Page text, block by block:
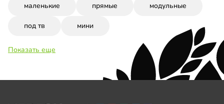
маленькие прямые модульные
под тв мини
Показать еще